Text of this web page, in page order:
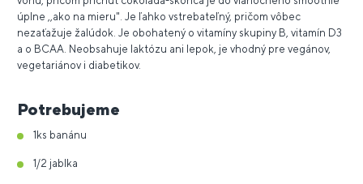
úplne ,,ako na mieru". Je ľahko vstrebateľný, pričom vôbec
nezaťažuje žalúdok. Je obohatený o vitamíny skupiny B, vitamín D3
a o BCAA. Neobsahuje laktózu ani lepok, je vhodný pre vegánov,
vegetariánov i diabetikov.
Potrebujeme
1ks banánu
1/2 jablka